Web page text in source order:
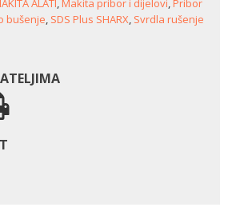
ALATI,Makita pribor i dijelovi,Pribor
bušenje, SDS Plus SHARX, Svrdla rušenje